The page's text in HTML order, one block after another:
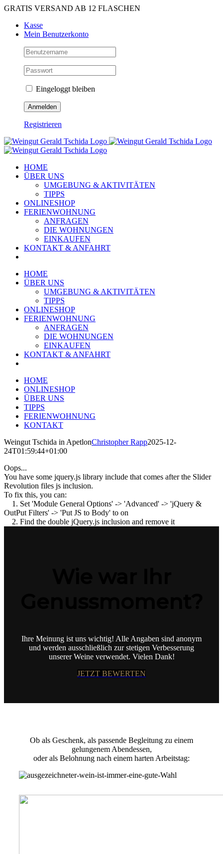
Zum
springen
GRATIS VERSAND AB 12 FLASCHEN
Kasse
Mein Benutzerkonto
Eingeloggt bleiben
Registrieren
HOME
ÜBER UNS
UMGEBUNG & AKTIVITÄTEN
TIPPS
ONLINESHOP
FERIENWOHNUNG
ANFRAGEN
DIE WOHNUNGEN
EINKAUFEN
KONTAKT & ANFAHRT
HOME
ÜBER UNS
UMGEBUNG & AKTIVITÄTEN
TIPPS
ONLINESHOP
FERIENWOHNUNG
ANFRAGEN
DIE WOHNUNGEN
EINKAUFEN
KONTAKT & ANFAHRT
HOME
ONLINESHOP
ÜBER UNS
TIPPS
FERIENWOHNUNG
KONTAKT
Weingut Tschida in ApetlonChristopher Rapp2025-12-
24T01:59:44+01:00
Oops...
You have some jquery.js library include that comes after the Slider
Revolution files js inclusion.
To fix this, you can:
1. Set 'Module General Options' -> 'Advanced' -> 'jQuery &
OutPut Filters' -> 'Put JS to Body' to on
2. Find the double jQuery.js inclusion and remove it
Ihre Meinung ist uns wichtig! Alle Angaben sind anonym
und werden ausschließlich zur stetigen Verbesserung
unserer Weine verwendet. Vielen Dank!
JETZT BEWERTEN
Ob als Geschenk, als passende Begleitung zu einem
gelungenem Abendessen,
oder als Belohnung nach einem harten Arbeitstag: